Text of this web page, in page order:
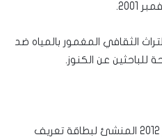
الثقافي المغمور بالمياه ضد
للباحثين عن الكنوز.
– مشروع مرسوم يلغي ويحل محل المرسوم رقم 2012-030 الصادر بتاريخ 25 يناير 2012 المنشئ لبطاقة تعريف